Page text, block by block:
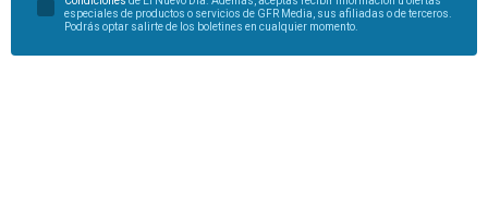
especiales de productos o servicios de GFR Media, sus afiliadas o de terceros.
Podrás optar salirte de los boletines en cualquier momento.